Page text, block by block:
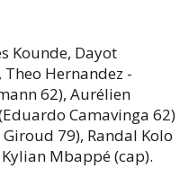
Kounde, Dayot
Hernandez -
62), Aurélien
Camavinga 62)
79), Randal Kolo
Mbappé (cap).